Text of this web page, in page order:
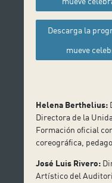
Descarga la
mueve
Helena Berthelius:
Directora de la
Formación oficial
coreográfica,
José Luis Rivero:
Artístico del